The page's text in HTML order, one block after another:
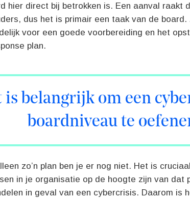
hier direct bij betrokken is. Een aanval raakt
dus het is primair een taak van de board.
voor een goede voorbereiding en het
plan.
is belangrijk om een
boardniveau te
zo’n plan ben je er nog niet. Het is
in je organisatie op de hoogte zijn van dat
in geval van een cybercrisis. Daarom is